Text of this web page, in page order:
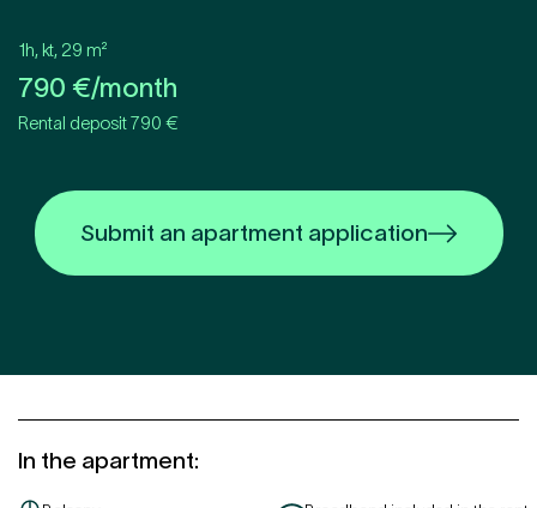
1h, kt, 29 m²
790 €/month
Rental deposit 790 €
Submit an apartment application
In the apartment: